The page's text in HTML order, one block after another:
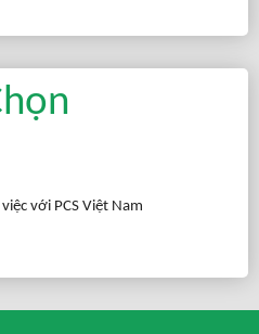
với PCS Việt Nam